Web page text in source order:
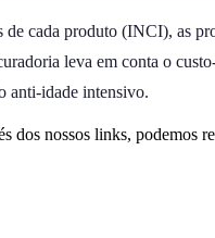
cada produto (INCI), as
leva em conta o
anti-idade intensivo.
nossos links, podemos